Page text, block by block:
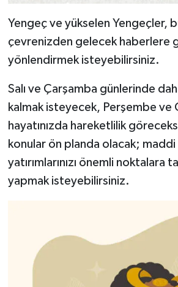
Yengeç ve yükselen Yengeçler,
çevrenizden gelecek haberlere
yönlendirmek isteyebilirsiniz.
Salı ve Çarşamba günlerinde
kalmak isteyecek, Perşembe ve
hayatınızda hareketlilik
konular ön planda olacak; maddi
yatırımlarınızı önemli noktalara
yapmak isteyebilirsiniz.